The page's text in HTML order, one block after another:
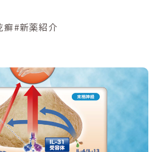
癬#新薬紹介